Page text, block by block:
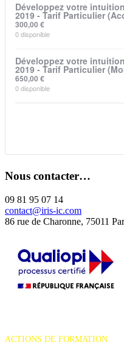
Développez votre
2019 - Tarif Particulier
300,00 €
0disponible
Développez votre
2019 - Tarif Particulier
650,00 €
0disponible
Nous contacter…
09 81 95 07 14
contact@iris-ic.com
86 rue de Charonne, 75011
ACTIONS DE FORMATION